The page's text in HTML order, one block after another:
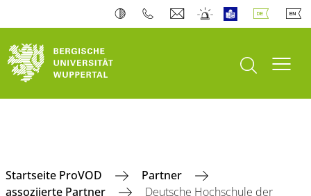
Suche öffnen
Startseite ProVOD
Partner
assoziierte Partner
Deutsche Hochschule der